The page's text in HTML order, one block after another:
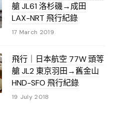
艙 JL61 洛杉磯→成田
LAX-NRT 飛行紀錄
17 March 2019
飛行｜日本航空 77W 頭等
艙 JL2 東京羽田→舊金山
HND-SFO 飛行紀錄
19 July 2018